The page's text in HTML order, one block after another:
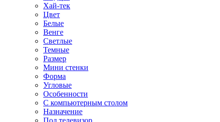
Хай-тек
Цвет
Белые
Венге
Светлые
Темные
Размер
Мини стенки
Форма
Угловые
Особенности
С компьютерным столом
Назначение
Под телевизор